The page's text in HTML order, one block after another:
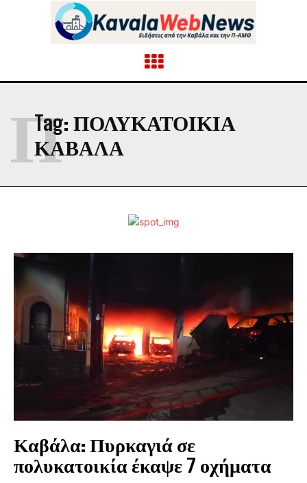
Tag: ΠΟΛΥΚΑΤΟΙΚΊΑ
ΚΑΒΆΛΑ
Π
Καβάλα: Πυρκαγιά σε
πολυκατοικία έκαψε 7 οχήματα